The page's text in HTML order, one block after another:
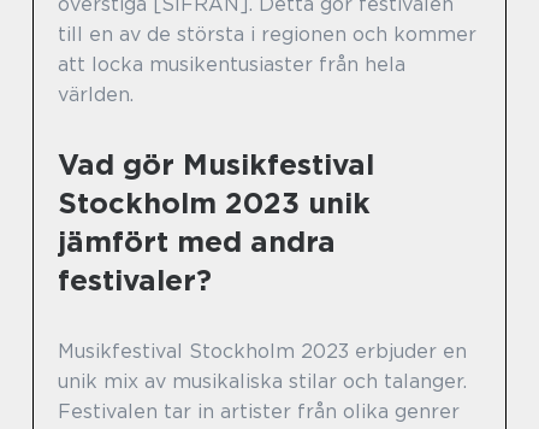
till en av de största i regionen och kommer
att locka musikentusiaster från hela
världen.
Vad gör Musikfestival
Stockholm 2023 unik
jämfört med andra
festivaler?
Musikfestival Stockholm 2023 erbjuder en
unik mix av musikaliska stilar och talanger.
Festivalen tar in artister från olika genrer